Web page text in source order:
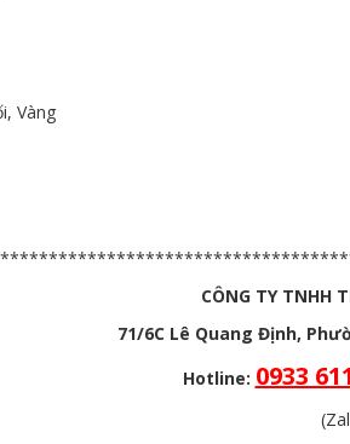
Vàng
CÔNG TY TNHH
71/6C Lê Quang Định,
Hotline: 0933